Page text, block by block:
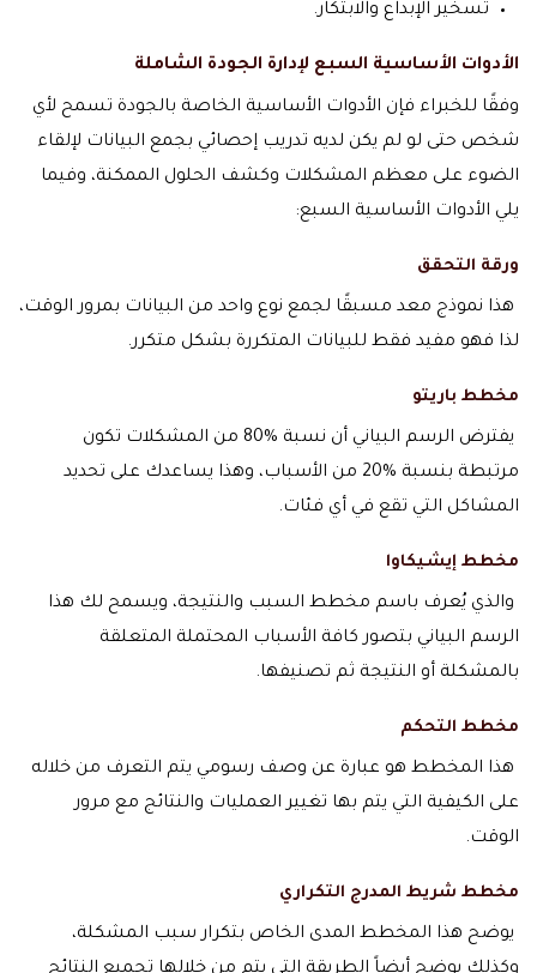
تسخير الإبداع والابتكار.
الأدوات الأساسية السبع لإدارة الجودة الشاملة
وفقًا للخبراء فإن الأدوات الأساسية الخاصة بالجودة تسمح لأي
شخص حتى لو لم يكن لديه تدريب إحصائي بجمع البيانات لإلقاء
الضوء على معظم المشكلات وكشف الحلول الممكنة، وفيما
يلي الأدوات الأساسية السبع:
ورقة التحقق
هذا نموذج معد مسبقًا لجمع نوع واحد من البيانات بمرور الوقت،
لذا فهو مفيد فقط للبيانات المتكررة بشكل متكرر.
مخطط باريتو
يفترض الرسم البياني أن نسبة %80 من المشكلات تكون
مرتبطة بنسبة %20 من الأسباب، وهذا يساعدك على تحديد
المشاكل التي تقع في أي فئات.
مخطط إيشيكاوا
والذي يُعرف باسم مخطط السبب والنتيجة، ويسمح لك هذا
الرسم البياني بتصور كافة الأسباب المحتملة المتعلقة
بالمشكلة أو النتيجة ثم تصنيفها.
مخطط التحكم
هذا المخطط هو عبارة عن وصف رسومي يتم التعرف من خلاله
على الكيفية التي يتم بها تغيير العمليات والنتائج مع مرور
الوقت.
مخطط شريط المدرج التكراري
يوضح هذا المخطط المدى الخاص بتكرار سبب المشكلة،
وكذلك يوضح أيضاً الطريقة التي يتم من خلالها تجميع النتائج